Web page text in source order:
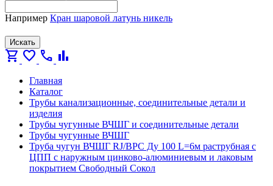
Например Кран шаровой латунь никель
Искать
shopping_cart favorite call bar_chart
Главная
Каталог
Трубы канализационные, соединительные детали и
изделия
Трубы чугунные ВЧШГ и соединительные детали
Трубы чугунные ВЧШГ
Труба чугун ВЧШГ RJ/ВРС Ду 100 L=6м раструбная с
ЦПП с наружным цинково-алюминиевым и лаковым
покрытием Свободный Сокол